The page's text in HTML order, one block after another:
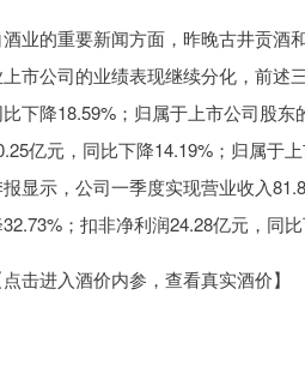
的重要新闻方面，昨晚古井贡酒和
市公司的业绩表现继续分化，前述
下降18.59%；归属于上市公司股
亿元，同比下降14.19%；归属于
显示，公司一季度实现营业收入
；扣非净利润24.28亿元，同比
进入酒价内参，查看真实酒价】